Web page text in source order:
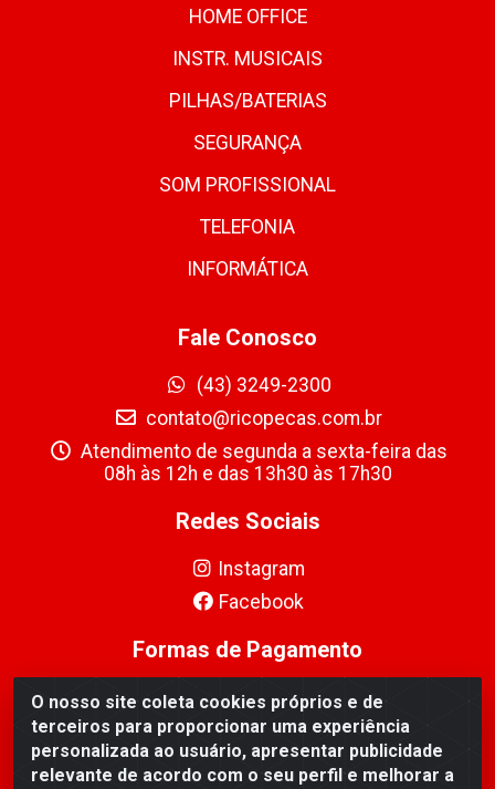
O nosso site coleta cookies próprios e de
terceiros para proporcionar uma experiência
personalizada ao usuário, apresentar publicidade
relevante de acordo com o seu perfil e melhorar a
HOME OFFICE
INSTR. MUSICAIS
PILHAS/BATERIAS
SEGURANÇA
SOM PROFISSIONAL
TELEFONIA
INFORMÁTICA
Fale Conosco
(43) 3249-2300
contato@ricopecas.com.br
Atendimento de segunda a sexta-feira das
08h às 12h e das 13h30 às 17h30
Redes Sociais
Instagram
Facebook
Formas de Pagamento
Ricopeças Comércio de componentes Eletrônicos Ltda -